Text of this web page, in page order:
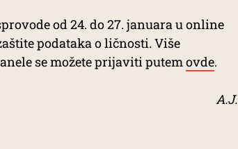
od 24. do 27. januara u online
podataka o ličnosti. Više
se možete prijaviti putemovde.
A.J.